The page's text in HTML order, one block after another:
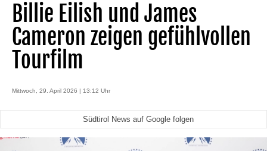
Billie Eilish und James
Cameron zeigen gefühlvollen
Tourfilm
Mittwoch, 29. April 2026 | 13:12 Uhr
Südtirol News auf Google folgen